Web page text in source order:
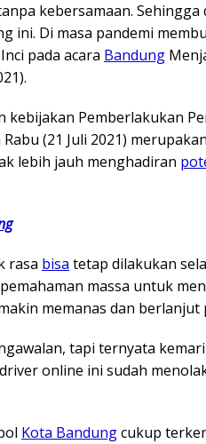
kebersamaan. Sehingga
ini. Di masa pandemi
pada acara Bandung
Pemberlakukan
(21 Juli 2021)
lebih jauh menghadiran
rasa bisa tetap dilakukan
massa untuk
memanas dan berlanjut
tapi ternyata
online ini sudah
Kota Bandungcukup